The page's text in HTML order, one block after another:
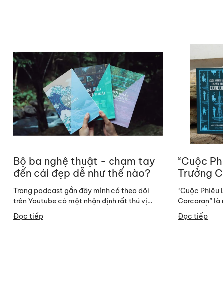
Bộ ba nghệ thuật - chạm tay
đến cái đẹp dễ như thế nào?
Trong podcast gần đây mình có theo dõi
trên Youtube có một nhận định rất thú vị
:"Sách là thuốc". Nhận định ấy thú vị vì...
Đọc tiếp
“Cuộc
Trưởng
quyển
ở Ấn Độ
“Cuộc Phiêu
Corcoran”
cảnh ở Ấn
hùng...
Đọc tiếp